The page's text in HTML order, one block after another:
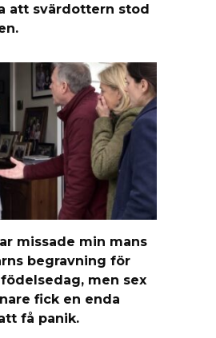
att svärdottern stod
missade min mans
begravning för
men sex
fick en enda
få panik.